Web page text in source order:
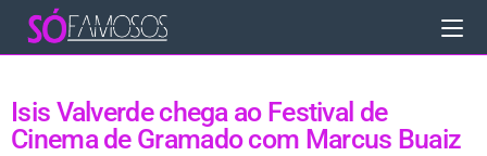
Isis Valverde chega ao Festival de
Cinema de Gramado com Marcus Buaiz